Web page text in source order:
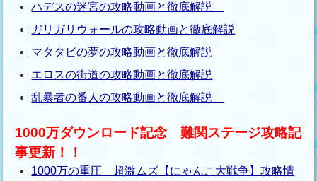
ハデスの迷宮の攻略動画と徹底解説
ガリガリウォールの攻略動画と徹底解説
マタタビの夢の攻略動画と徹底解説
エロスの街道の攻略動画と徹底解説
乱暴者の番人の攻略動画と徹底解説
1000万ダウンロード記念 難関ステージ攻略記
事更新！！
1000万の重圧 超激ムズ【にゃんこ大戦争】攻略情